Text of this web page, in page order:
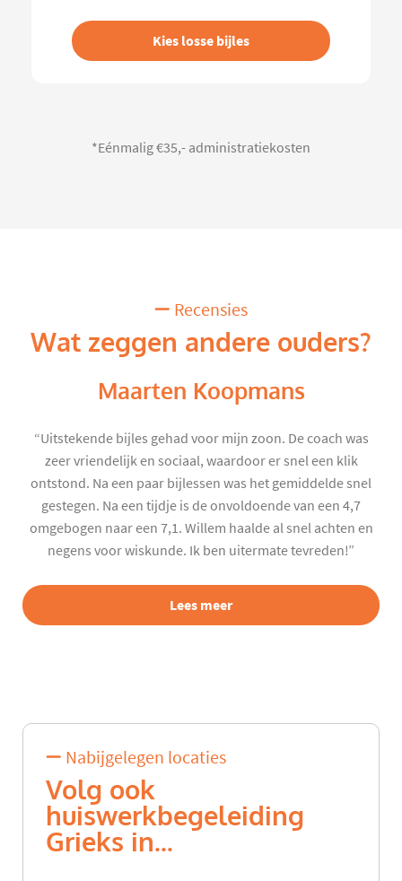
Kies losse bijles
*Eénmalig €35,- administratiekosten
Recensies
Wat zeggen andere ouders?
Maarten Koopmans
“Uitstekende bijles gehad voor mijn zoon. De coach was
zeer vriendelijk en sociaal, waardoor er snel een klik
ontstond. Na een paar bijlessen was het gemiddelde snel
gestegen. Na een tijdje is de onvoldoende van een 4,7
omgebogen naar een 7,1. Willem haalde al snel achten en
negens voor wiskunde. Ik ben uitermate tevreden!”
Lees meer
Nabijgelegen locaties
Volg ook
huiswerkbegeleiding
Grieks in...